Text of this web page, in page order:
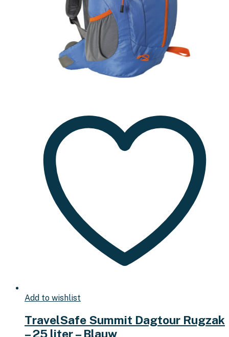
Add to wishlist
TravelSafe Summit Dagtour Rugzak
– 25 liter – Blauw